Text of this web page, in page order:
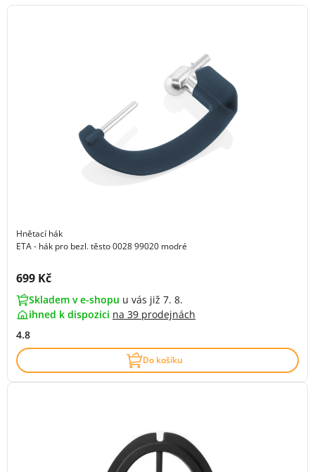
Hnětací hák
ETA - hák pro bezl. těsto 0028 99020 modré
Cena s DPH:
699 Kč
Skladem v e-shopu u vás již 7. 8.
ihned k dispozici na 39 prodejnách
4.8
Do košíku